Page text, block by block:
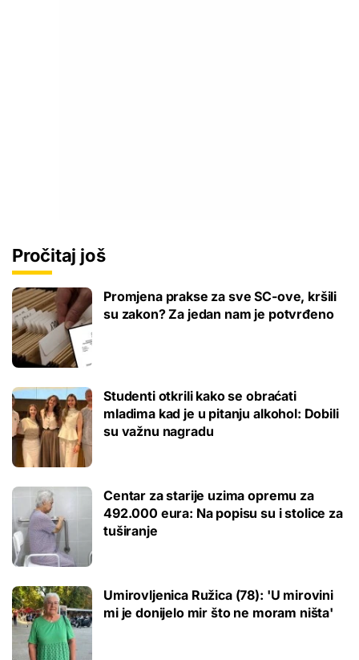
Pročitaj još
Promjena prakse za sve SC-ove, kršili
su zakon? Za jedan nam je potvrđeno
Studenti otkrili kako se obraćati
mladima kad je u pitanju alkohol: Dobili
su važnu nagradu
Centar za starije uzima opremu za
492.000 eura: Na popisu su i stolice za
tuširanje
Umirovljenica Ružica (78): 'U mirovini
mi je donijelo mir što ne moram ništa'